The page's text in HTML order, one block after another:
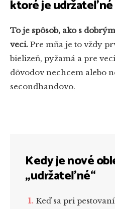
ktoré je udržateľné
To je spôsob, ako s
veci. Pre mňa je to vždy
bielizeň, pyžamá a pre
dôvodov nechcem alebo
secondhandovo.
Kedy je nové
„udržateľné“
Keď sa pri